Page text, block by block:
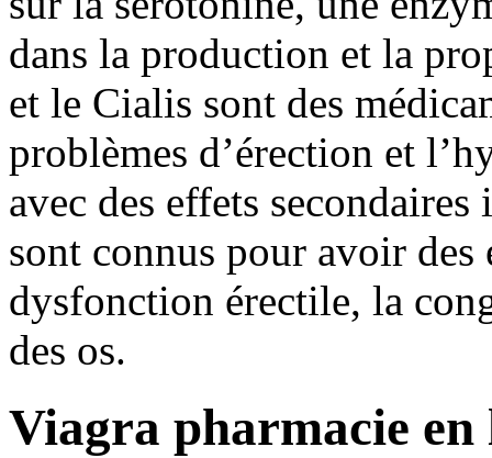
dans la production et la
et le Cialis sont des
problèmes d’érection et
avec des effets
sont connus pour avoir des
dysfonction érectile, la
des os.
Viagra pharmacie en